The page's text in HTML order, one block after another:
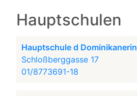
Hauptschulen
Hauptschule d
Schloßberggasse 17
01/8773691-18